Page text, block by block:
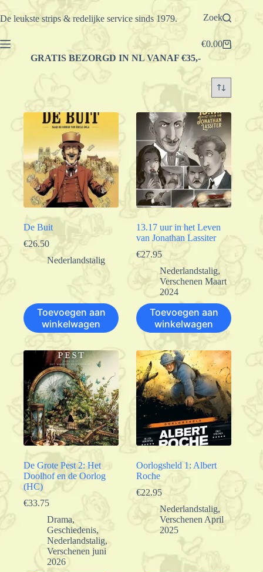
Ga
naar
De leukste strips & redelijke service sinds 1979. Zoek
Winkelwagen
€0.00
GRATIS BEZORGD IN NL VANAF €35,-
De Buit
€26.50
Nederlandstalig
Toevoegen aan
winkelwagen
13.17 uur in het Leven
van Jonathan Lassiter
€27.95
Nederlandstalig,
Verschenen Maart
2024
Toevoegen aan
winkelwagen
De Grote Pest 2: Het
Doolhof en de Oorlog
(HC)
€33.75
Drama,
Geschiedenis,
Nederlandstalig,
Verschenen juni
2026
Oorlogsheld 1: Albert
Roche
€22.95
Nederlandstalig,
Verschenen April
2025